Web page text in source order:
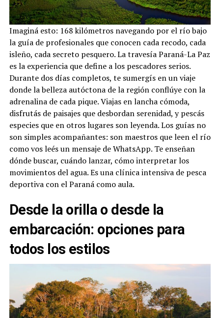
Imaginá esto: 168 kilómetros navegando por el río bajo
la guía de profesionales que conocen cada recodo, cada
isleño, cada secreto pesquero. La travesía Paraná-La Paz
es la experiencia que define a los pescadores serios.
Durante dos días completos, te sumergís en un viaje
donde la belleza autóctona de la región conflúye con la
adrenalina de cada pique. Viajas en lancha cómoda,
disfrutás de paisajes que desbordan serenidad, y pescás
especies que en otros lugares son leyenda. Los guías no
son simples acompañantes: son maestros que leen el río
como vos leés un mensaje de WhatsApp. Te enseñan
dónde buscar, cuándo lanzar, cómo interpretar los
movimientos del agua. Es una clínica intensiva de pesca
deportiva con el Paraná como aula.
Desde la orilla o desde la
embarcación: opciones para
todos los estilos